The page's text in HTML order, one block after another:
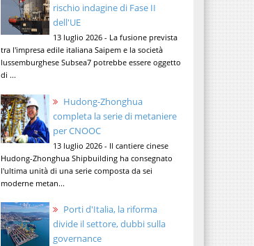
rischio indagine di Fase II
dell'UE
13 luglio 2026 - La fusione prevista
tra l'impresa edile italiana Saipem e la società
lussemburghese Subsea7 potrebbe essere oggetto
di ...
Hudong-Zhonghua
completa la serie di metaniere
per CNOOC
13 luglio 2026 - Il cantiere cinese
Hudong-Zhonghua Shipbuilding ha consegnato
l'ultima unità di una serie composta da sei
moderne metan...
Porti d'Italia, la riforma
divide il settore, dubbi sulla
governance